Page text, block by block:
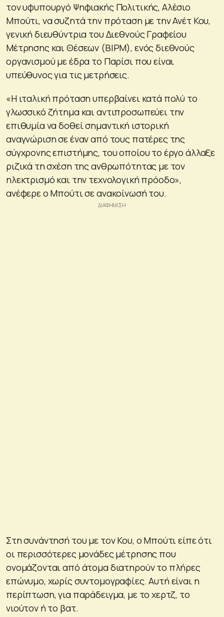
τον υφυπουργό Ψηφιακής Πολιτικής, Αλέσιο
Μπούτι, να συζητά την πρόταση με την Ανέτ Κου,
γενική διευθύντρια του Διεθνούς Γραφείου
Μέτρησης και Θέσεων (BIPM), ενός διεθνούς
οργανισμού με έδρα το Παρίσι που είναι
υπεύθυνος για τις μετρήσεις.
«Η ιταλική πρόταση υπερβαίνει κατά πολύ το
γλωσσικό ζήτημα και αντιπροσωπεύει την
επιθυμία να δοθεί σημαντική ιστορική
αναγνώριση σε έναν από τους πατέρες της
σύγχρονης επιστήμης, του οποίου το έργο άλλαξε
ριζικά τη σχέση της ανθρωπότητας με τον
ηλεκτρισμό και την τεχνολογική πρόοδο»,
ανέφερε ο Μπούτι σε ανακοίνωσή του.
Στη συνάντησή του με τον Κου, ο Μπούτι είπε ότι
οι περισσότερες μονάδες μέτρησης που
ονομάζονται από άτομα διατηρούν το πλήρες
επώνυμο, χωρίς συντομογραφίες. Αυτή είναι η
περίπτωση, για παράδειγμα, με το χερτζ, το
νιούτον ή το βατ.